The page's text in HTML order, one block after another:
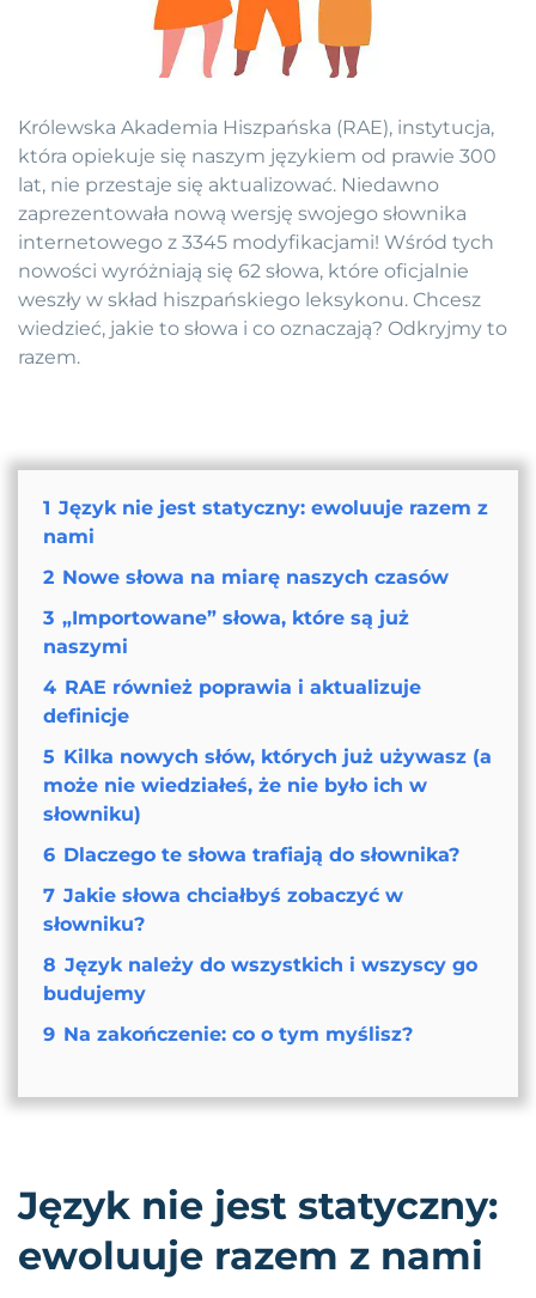
Królewska Akademia Hiszpańska (RAE), instytucja,
która opiekuje się naszym językiem od prawie 300
lat, nie przestaje się aktualizować. Niedawno
zaprezentowała nową wersję swojego słownika
internetowego z 3345 modyfikacjami! Wśród tych
nowości wyróżniają się 62 słowa, które oficjalnie
weszły w skład hiszpańskiego leksykonu. Chcesz
wiedzieć, jakie to słowa i co oznaczają? Odkryjmy to
razem.
1 Język nie jest statyczny: ewoluuje razem z
nami
2 Nowe słowa na miarę naszych czasów
3 „Importowane” słowa, które są już
naszymi
4 RAE również poprawia i aktualizuje
definicje
5 Kilka nowych słów, których już używasz (a
może nie wiedziałeś, że nie było ich w
słowniku)
6 Dlaczego te słowa trafiają do słownika?
7 Jakie słowa chciałbyś zobaczyć w
słowniku?
8 Język należy do wszystkich i wszyscy go
budujemy
9 Na zakończenie: co o tym myślisz?
Język nie jest statyczny:
ewoluuje razem z nami